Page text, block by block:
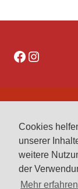
Cookies
unserer
weitere
der
Mehr erfahren
Facebook
IMPRESSUM
VEREINE
VORSTAND